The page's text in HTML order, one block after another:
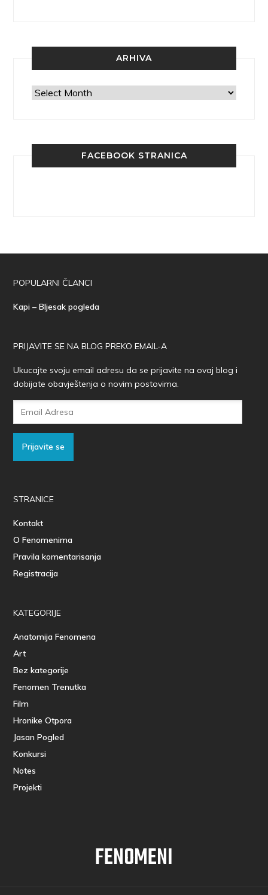
ARHIVA
Arhiva
FACEBOOK STRANICA
POPULARNI ČLANCI
Kapi – Bljesak pogleda
PRIJAVITE SE NA BLOG PREKO EMAIL-A
Ukucajte svoju email adresu da se prijavite na ovaj blog i
dobijate obavještenja o novim postovima.
Prijavite se
STRANICE
Kontakt
O Fenomenima
Pravila komentarisanja
Registracija
KATEGORIJE
Anatomija Fenomena
Art
Bez kategorije
Fenomen Trenutka
Film
Hronike Otpora
Jasan Pogled
Konkursi
Notes
Projekti
FENOMENI